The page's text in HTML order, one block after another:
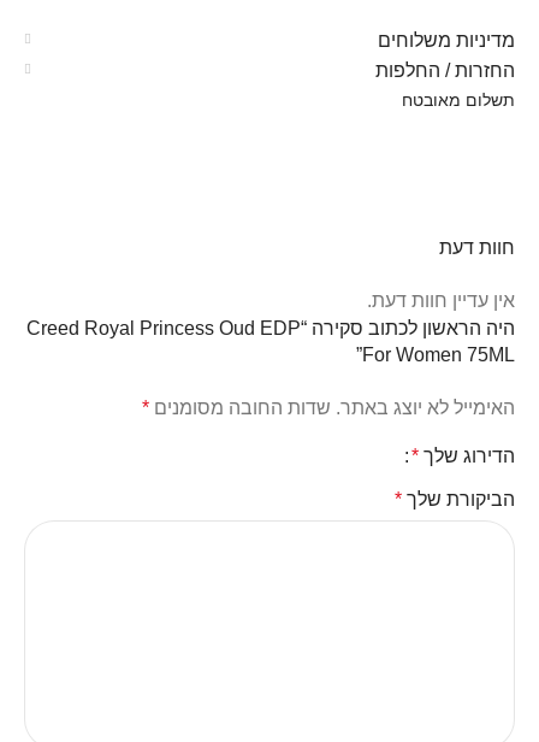
מדיניות משלוחים
החזרות / החלפות
תשלום מאובטח
חוות דעת
אין עדיין חוות דעת.
היה הראשון לכתוב סקירה “Creed Royal Princess Oud EDP
For Women 75ML”
האימייל לא יוצג באתר. שדות החובה מסומנים *
הדירוג שלך *
הביקורת שלך *